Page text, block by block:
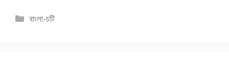
Categories
বাংলা-চটি